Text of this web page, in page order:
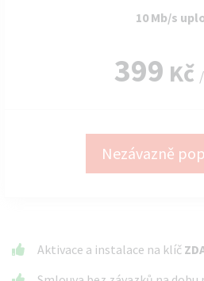
10 Mb/s
399 Kč
Nezávazně
Aktivace a instalace na klíč